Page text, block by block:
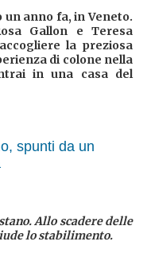
anno fa, in Veneto.
Gallon e Teresa
la preziosa
di colone nella
in una casa del
spunti da un
Allo scadere delle
lo stabilimento.